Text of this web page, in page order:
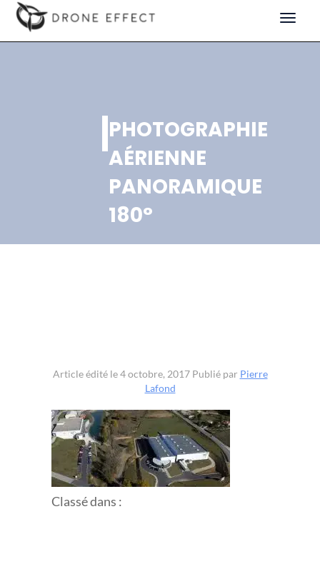
Toggle
PHOTOGRAPHIE
AÉRIENNE
PANORAMIQUE
180°
Article édité le 4 octobre, 2017 Publié par Pierre
Lafond
Classé dans :